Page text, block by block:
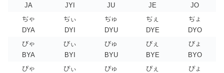
JA JYI JU JE
JO
ぢゃ
DYA
ぢぃ
DYI
ぢゅ
DYU
ぢぇ
DYE
ぢょ
DYO
びゃ
BYA
びぃ
BYI
びゅ
BYU
びぇ
BYE
びょ
BYO
ぴゃ
ぴぃ
ぴゅ
ぴぇ
ぴょ